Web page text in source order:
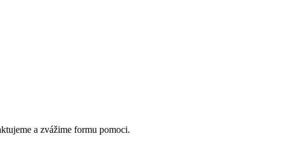
a zvážime formu pomoci.